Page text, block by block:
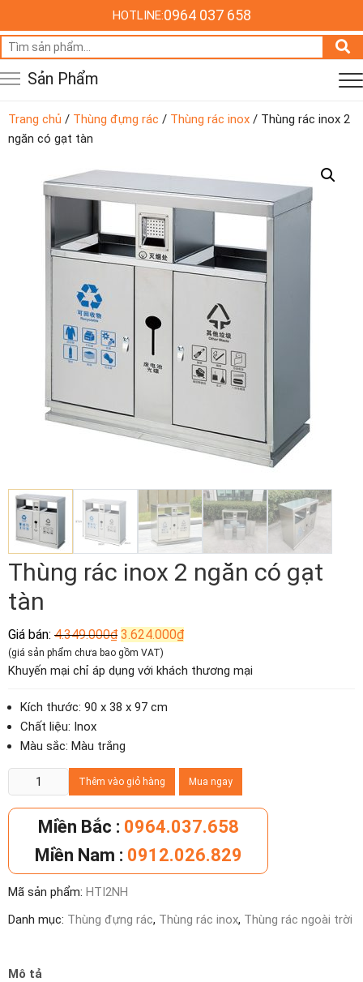
HOTLINE:0964 037 658
Tìm
kiếm:
Sản Phẩm
Trang chủ / Thùng đựng rác / Thùng rác inox / Thùng rác inox 2
ngăn có gạt tàn
Thùng rác inox 2 ngăn có gạt
tàn
Giá bán: 4.349.000₫ Giá
gốc
là:
4.349.000₫.
3.624.000₫Giá
hiện
là:
(giá sản phẩm chưa bao gồm VAT)
Khuyến mại chỉ áp dụng với khách thương mại
Kích thước: 90 x 38 x 97 cm
Chất liệu: Inox
Màu sắc: Màu trắng
Thùng
rác
inox
có
gạt
tàn
Thêm vào giỏ hàng Mua ngay
Miền Bắc : 0964.037.658
Miền Nam : 0912.026.829
Mã sản phẩm: HTI2NH
Danh mục: Thùng đựng rác, Thùng rác inox, Thùng rác ngoài trời
Mô tả